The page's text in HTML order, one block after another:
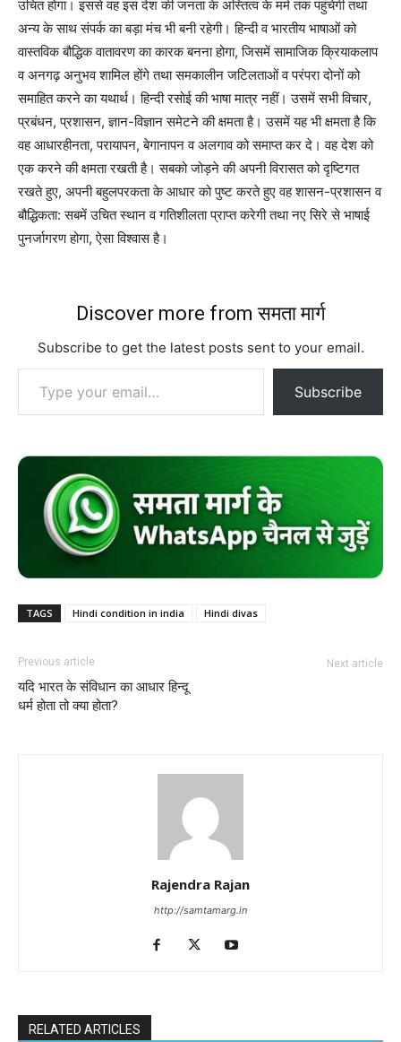
उचित होगा। इससे वह इस देश की जनता के अस्तित्व के मर्म तक पहुंचेगी तथा
अन्य के साथ संपर्क का बड़ा मंच भी बनी रहेगी। हिन्दी व भारतीय भाषाओं को
वास्तविक बौद्धिक वातावरण का कारक बनना होगा, जिसमें सामाजिक क्रियाकलाप
व अनगढ़ अनुभव शामिल होंगे तथा समकालीन जटिलताओं व परंपरा दोनों को
समाहित करने का यथार्थ। हिन्दी रसोई की भाषा मात्र नहीं। उसमें सभी विचार,
प्रबंधन, प्रशासन, ज्ञान-विज्ञान समेटने की क्षमता है। उसमें यह भी क्षमता है कि
वह आधारहीनता, परायापन, बेगानापन व अलगाव को समाप्त कर दे। वह देश को
एक करने की क्षमता रखती है। सबको जोड़ने की अपनी विरासत को दृष्टिगत
रखते हुए, अपनी बहुलपरकता के आधार को पुष्ट करते हुए वह शासन-प्रशासन व
बौद्धिकता: सबमें उचित स्थान व गतिशीलता प्राप्त करेगी तथा नए सिरे से भाषाई
पुनर्जागरण होगा, ऐसा विश्वास है।
Discover more from समता मार्ग
Subscribe to get the latest posts sent to your email.
Type your email…
Subscribe
TAGS Hindi condition in india Hindi divas
Previous article
यदि भारत के संविधान का आधार हिन्दू
धर्म होता तो क्या होता?
Next article
Rajendra Rajan
http://samtamarg.in
RELATED ARTICLES